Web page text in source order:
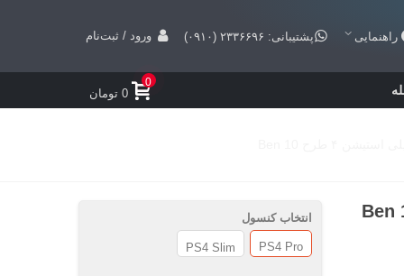
راهنمایی پشتیبانی: ۲۳۳۶۶۹۶ (۰۹۱۰) ورود / ثبت‌نام
0
0 تومان
انتخاب کنسول
PS4 Pro
PS4 Slim